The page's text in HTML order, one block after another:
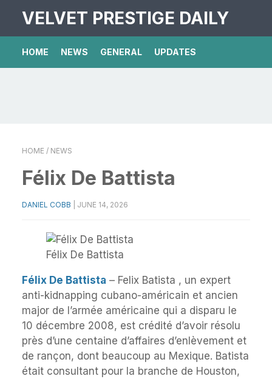
VELVET PRESTIGE DAILY
HOME NEWS GENERAL UPDATES
HOME / NEWS
Félix De Battista
DANIEL COBB JUNE 14, 2026
Félix De Battista
Félix De Battista – Felix Batista , un expert
anti-kidnapping cubano-américain et ancien
major de l’armée américaine qui a disparu le
10 décembre 2008, est crédité d’avoir résolu
près d’une centaine d’affaires d’enlèvement et
de rançon, dont beaucoup au Mexique. Batista
était consultant pour la branche de Houston,